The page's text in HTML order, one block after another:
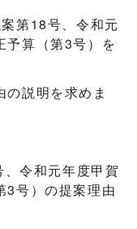
18号、令和元
予算（第3号）を
説明を求めま
令和元年度甲賀
3号）の提案理由